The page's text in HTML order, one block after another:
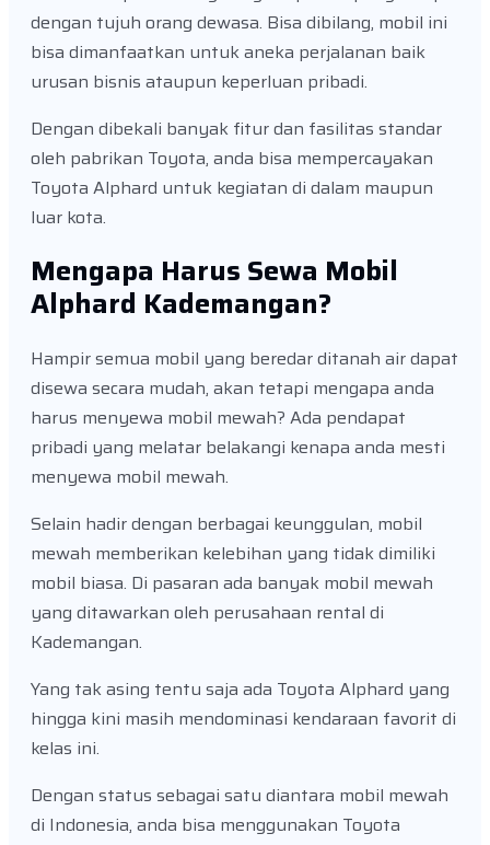
dengan tujuh orang dewasa. Bisa dibilang, mobil ini
bisa dimanfaatkan untuk aneka perjalanan baik
urusan bisnis ataupun keperluan pribadi.
Dengan dibekali banyak fitur dan fasilitas standar
oleh pabrikan Toyota, anda bisa mempercayakan
Toyota Alphard untuk kegiatan di dalam maupun
luar kota.
Mengapa Harus Sewa Mobil
Alphard Kademangan?
Hampir semua mobil yang beredar ditanah air dapat
disewa secara mudah, akan tetapi mengapa anda
harus menyewa mobil mewah? Ada pendapat
pribadi yang melatar belakangi kenapa anda mesti
menyewa mobil mewah.
Selain hadir dengan berbagai keunggulan, mobil
mewah memberikan kelebihan yang tidak dimiliki
mobil biasa. Di pasaran ada banyak mobil mewah
yang ditawarkan oleh perusahaan rental di
Kademangan.
Yang tak asing tentu saja ada Toyota Alphard yang
hingga kini masih mendominasi kendaraan favorit di
kelas ini.
Dengan status sebagai satu diantara mobil mewah
di Indonesia, anda bisa menggunakan Toyota